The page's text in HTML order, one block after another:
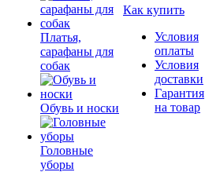
Платья,
сарафаны для
собак
Обувь и носки
Головные
уборы
Как купить
Условия
оплаты
Условия
доставки
Гарантия
на товар